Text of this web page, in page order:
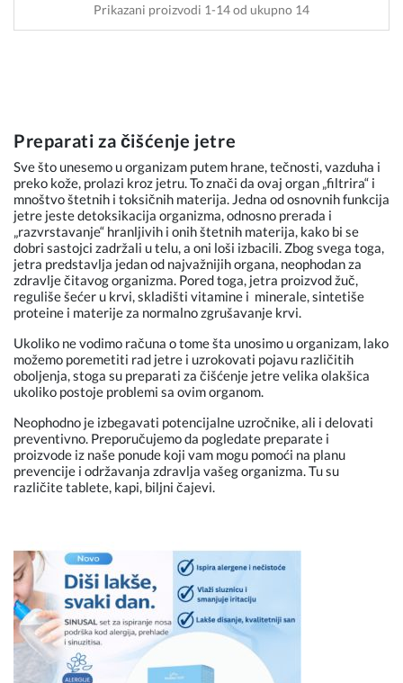
Prikazani proizvodi 1-14 od ukupno 14
Preparati za čišćenje jetre
Sve što unesemo u organizam putem hrane, tečnosti, vazduha i
preko kože, prolazi kroz jetru. To znači da ovaj organ „filtrira“ i
mnoštvo štetnih i toksičnih materija. Jedna od osnovnih funkcija
jetre jeste detoksikacija organizma, odnosno prerada i
„razvrstavanje“ hranljivih i onih štetnih materija, kako bi se
dobri sastojci zadržali u telu, a oni loši izbacili. Zbog svega toga,
jetra predstavlja jedan od najvažnijih organa, neophodan za
zdravlje čitavog organizma. Pored toga, jetra proizvod žuč,
reguliše šećer u krvi, skladišti vitamine i minerale, sintetiše
proteine i materije za normalno zgrušavanje krvi.
Ukoliko ne vodimo računa o tome šta unosimo u organizam, lako
možemo poremetiti rad jetre i uzrokovati pojavu različitih
oboljenja, stoga su preparati za čišćenje jetre velika olakšica
ukoliko postoje problemi sa ovim organom.
Neophodno je izbegavati potencijalne uzročnike, ali i delovati
preventivno. Preporučujemo da pogledate preparate i
proizvode iz naše ponude koji vam mogu pomoći na planu
prevencije i održavanja zdravlja vašeg organizma. Tu su
različite tablete, kapi, biljni čajevi.